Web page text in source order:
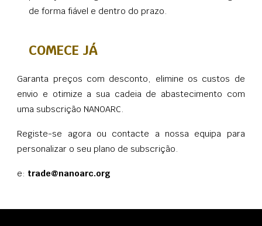
de forma fiável e dentro do prazo.
COMECE JÁ
Garanta preços com desconto, elimine os custos de
envio e otimize a sua cadeia de abastecimento com
uma subscrição NANOARC.
Registe-se agora ou contacte a nossa equipa para
personalizar o seu plano de subscrição.
e: trade@nanoarc.org